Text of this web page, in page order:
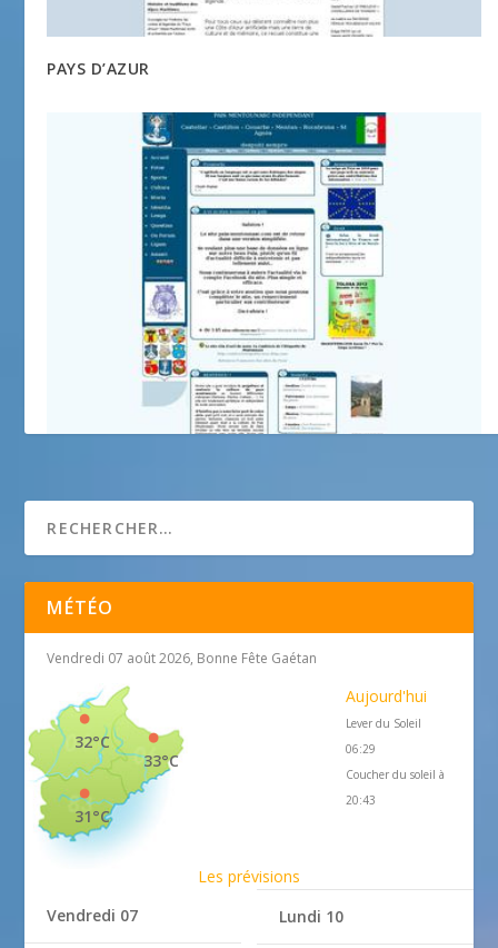
PAYS D’AZUR
MÉTÉO
Vendredi 07 août 2026, Bonne Fête Gaétan
33°C
32°C
31°C
Aujourd'hui
Lever du Soleil
06:29
Coucher du soleil à
20:43
Les prévisions
Vendredi 07
Lundi 10